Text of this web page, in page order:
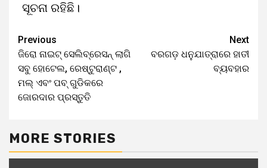
ସୂଚନା ରହିଛି।
Previous
ଜିରୋ ନାଇଟ୍ ସେଲିବ୍ରେସନ୍ ଲାଗି
ସବୁ ହୋଟେଲ, ରେଷ୍ଟୁରାଣ୍ଟ ,
ମଲ୍ ଏବଂ ପବ୍ ଗୁଡିକରେ
ଜୋରଦାର ପ୍ରସ୍ତୁତି
Next
ବରଗଡ଼ ଧନୁଯାତ୍ରାରେ ହାତୀ
ବ୍ୟବହାର
MORE STORIES